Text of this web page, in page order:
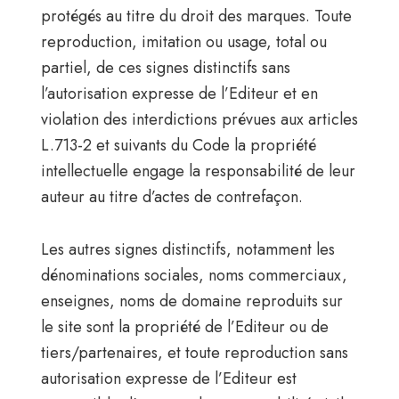
protégés au titre du droit des marques. Toute
reproduction, imitation ou usage, total ou
partiel, de ces signes distinctifs sans
l’autorisation expresse de l’Editeur et en
violation des interdictions prévues aux articles
L.713-2 et suivants du Code la propriété
intellectuelle engage la responsabilité de leur
auteur au titre d’actes de contrefaçon.
Les autres signes distinctifs, notamment les
dénominations sociales, noms commerciaux,
enseignes, noms de domaine reproduits sur
le site sont la propriété de l’Editeur ou de
tiers/partenaires, et toute reproduction sans
autorisation expresse de l’Editeur est